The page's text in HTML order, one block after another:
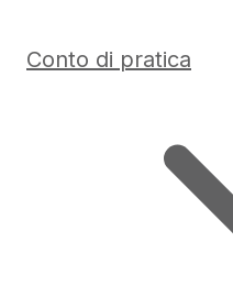
Conto di pratica